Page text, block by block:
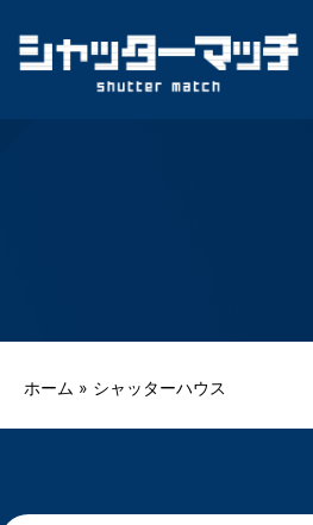
ホーム » シャッターハウス